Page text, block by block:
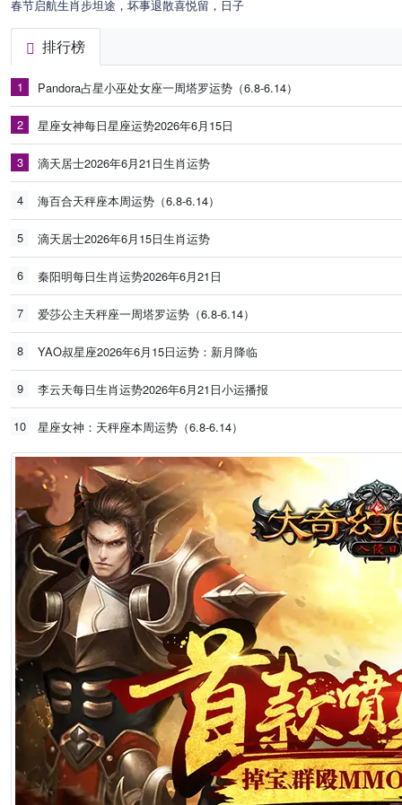
春节启航生肖步坦途，坏事退散喜悦留，日子
排行榜
1 Pandora占星小巫处女座一周塔罗运势（6.8-6.14）
2 星座女神每日星座运势2026年6月15日
3 滴天居士2026年6月21日生肖运势
4 海百合天秤座本周运势（6.8-6.14）
5 滴天居士2026年6月15日生肖运势
6 秦阳明每日生肖运势2026年6月21日
7 爱莎公主天秤座一周塔罗运势（6.8-6.14）
8 YAO叔星座2026年6月15日运势：新月降临
9 李云天每日生肖运势2026年6月21日小运播报
10 星座女神：天秤座本周运势（6.8-6.14）